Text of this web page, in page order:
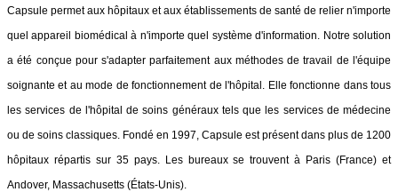
Capsule permet aux hôpitaux et aux établissements de santé de relier n'importe
quel appareil biomédical à n'importe quel système d'information. Notre solution
a été conçue pour s'adapter parfaitement aux méthodes de travail de l'équipe
soignante et au mode de fonctionnement de l'hôpital. Elle fonctionne dans tous
les services de l'hôpital de soins généraux tels que les services de médecine
ou de soins classiques. Fondé en 1997, Capsule est présent dans plus de 1200
hôpitaux répartis sur 35 pays. Les bureaux se trouvent à Paris (France) et
Andover, Massachusetts (États-Unis).